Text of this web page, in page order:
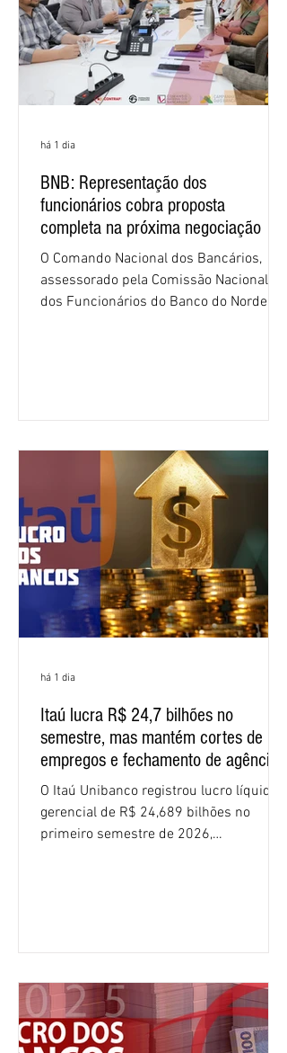
BNB: Representação dos
funcionários cobra proposta
completa na próxima negociação
O Comando Nacional dos Bancários,
assessorado pela Comissão Nacional
dos Funcionários do Banco do Nordeste
negociação encerrou a discussão das
cláusulas econômicas e sindicais da
minuta, e a representação dos
funcionários cobrou que o banco
apresente uma proposta c
há 1 dia
Itaú lucra R$ 24,7 bilhões no
semestre, mas mantém cortes de
empregos e fechamento de agências
O Itaú Unibanco registrou lucro líquido
gerencial de R$ 24,689 bilhões no
primeiro semestre de 2026,
patrimônio líquido médio anualizado
(ROE), no Brasil, chegou a 26% no
semestre, avanço de 2,1 pontos
há 1 dia